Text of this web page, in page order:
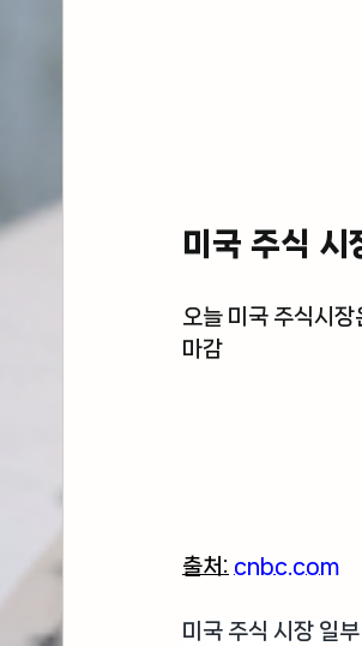
미국 주식 시
오늘 미국 주식시
마감
출처: cnbc.com
미국 주식 시장 일